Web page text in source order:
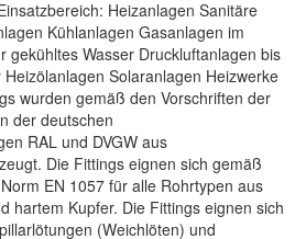
Heizanlagen Sanitäre
Kühlanlagen Gasanlagen im
gekühltes Wasser Druckluftanlagen bis
Solaranlagen Heizwerke
wurden gemäß den Vorschriften der
der deutschen
RAL und DVGW aus
Die Fittings eignen sich gemäß
EN 1057 für alle Rohrtypen aus
hartem Kupfer. Die Fittings eignen sich
(Weichlöten) und